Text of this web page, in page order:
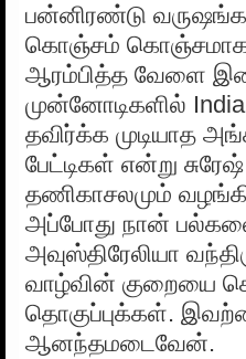
பன்னிரண்டு
கொஞ்சம் கொஞ்சமாக
ஆரம்பித்த வேளை
முன்னோடிகளில்
தவிர்க்க முடியாத
பேட்டிகள் என்று
தணிகாசலமும்
அப்போது நான்
அவுஸ்திரேலியா
வாழ்வின் குறையை
தொகுப்புக்கள்.
ஆனந்தமடைவேன்.